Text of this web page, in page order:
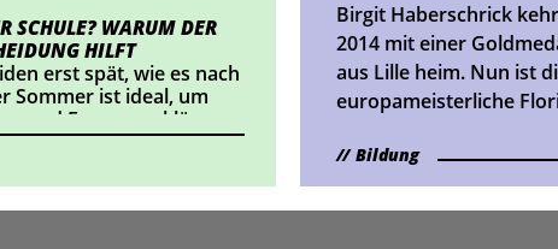
SCHULE? WARUM DER
HILFT
erst spät, wie es nach
Sommer ist ideal, um
und Fragen zu klären.
Ländern um Edelmetall.
Birgit Haberschrick
2014 mit einer
aus Lille heim. Nun ist
europameisterliche
Berufsmeisterschaft,
2021 in der Steiermark
ausgetragen wird.
Bildung